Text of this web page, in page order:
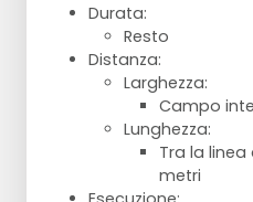
Durata:
Resto
Distanza:
Larghezza:
Campo
Lunghezza:
Tra la
metri